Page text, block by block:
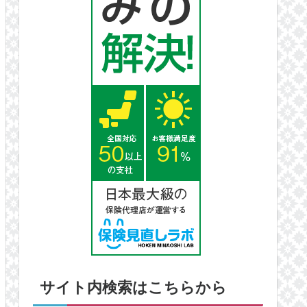
サイト内検索はこちらから